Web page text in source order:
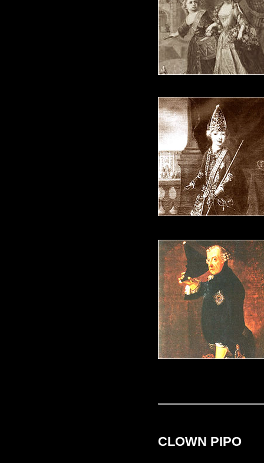
CLOWN PIPO